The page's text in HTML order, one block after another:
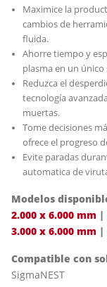
Maximice la
cambios de
fluida.
Ahorre tiempo y
plasma en un
Reduzca el
tecnología
muertas.
Tome decisiones
ofrece el progreso
Evite paradas
automatica de
Modelos
2.000 x 6.000 mm |
3.000 x 6.000 mm |
Compatible con
SigmaNEST